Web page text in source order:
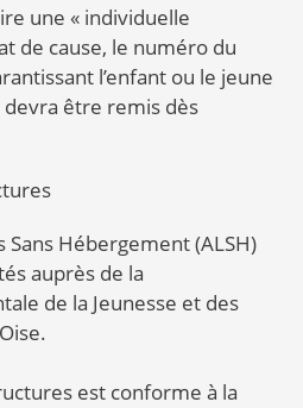
une « individuelle
de cause, le numéro du
l’enfant ou le jeune
être remis dès
Sans Hébergement (ALSH)
auprès de la
de la Jeunesse et des
est conforme à la